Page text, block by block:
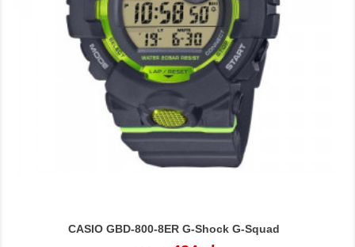
CASIO GBD-800-8ER G-Shock G-Squad